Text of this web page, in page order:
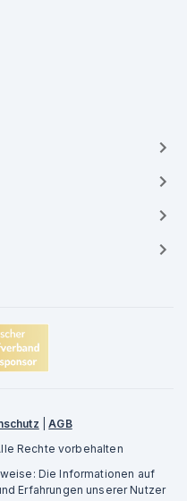
|AGB
Rechte vorbehalten
Die Informationen auf
Erfahrungen unserer Nutzer